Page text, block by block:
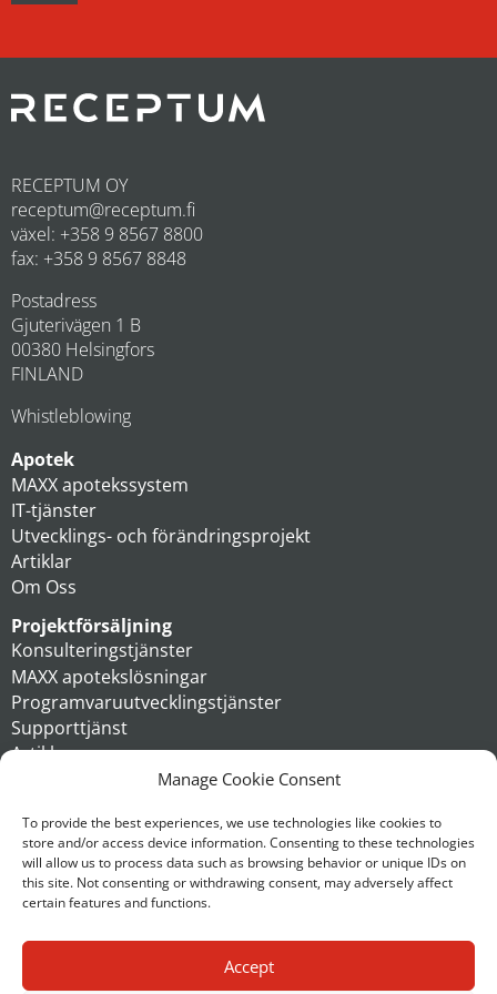
Manage Cookie Consent
To provide the best experiences, we use technologies like cookies to
store and/or access device information. Consenting to these technologies
will allow us to process data such as browsing behavior or unique IDs on
this site. Not consenting or withdrawing consent, may adversely affect
certain features and functions.
Accept
RECEPTUM OY
receptum@receptum.fi
växel: +358 9 8567 8800
fax: +358 9 8567 8848
Postadress
Gjuterivägen 1 B
00380 Helsingfors
FINLAND
Whistleblowing
Apotek
MAXX apotekssystem
IT-tjänster
Utvecklings- och förändringsprojekt
Artiklar
Om Oss
Projektförsäljning
Konsulteringstjänster
MAXX apotekslösningar
Programvaruutvecklingstjänster
Supporttjänst
Artiklar
Koncern
Kontakt